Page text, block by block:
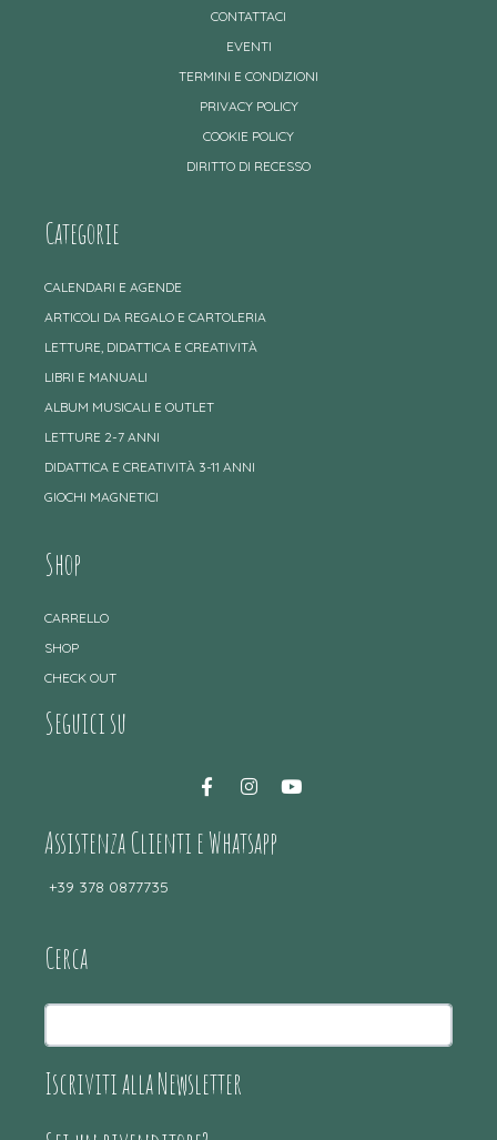
CONTATTACI
EVENTI
TERMINI E CONDIZIONI
PRIVACY POLICY
COOKIE POLICY
DIRITTO DI RECESSO
Categorie
CALENDARI E AGENDE
ARTICOLI DA REGALO E CARTOLERIA
LETTURE, DIDATTICA E CREATIVITÀ
LIBRI E MANUALI
ALBUM MUSICALI E OUTLET
LETTURE 2-7 ANNI
DIDATTICA E CREATIVITÀ 3-11 ANNI
GIOCHI MAGNETICI
Shop
CARRELLO
SHOP
CHECK OUT
Seguici su
Assistenza Clienti e Whatsapp
+39 378 0877735
Cerca
Iscriviti alla Newsletter